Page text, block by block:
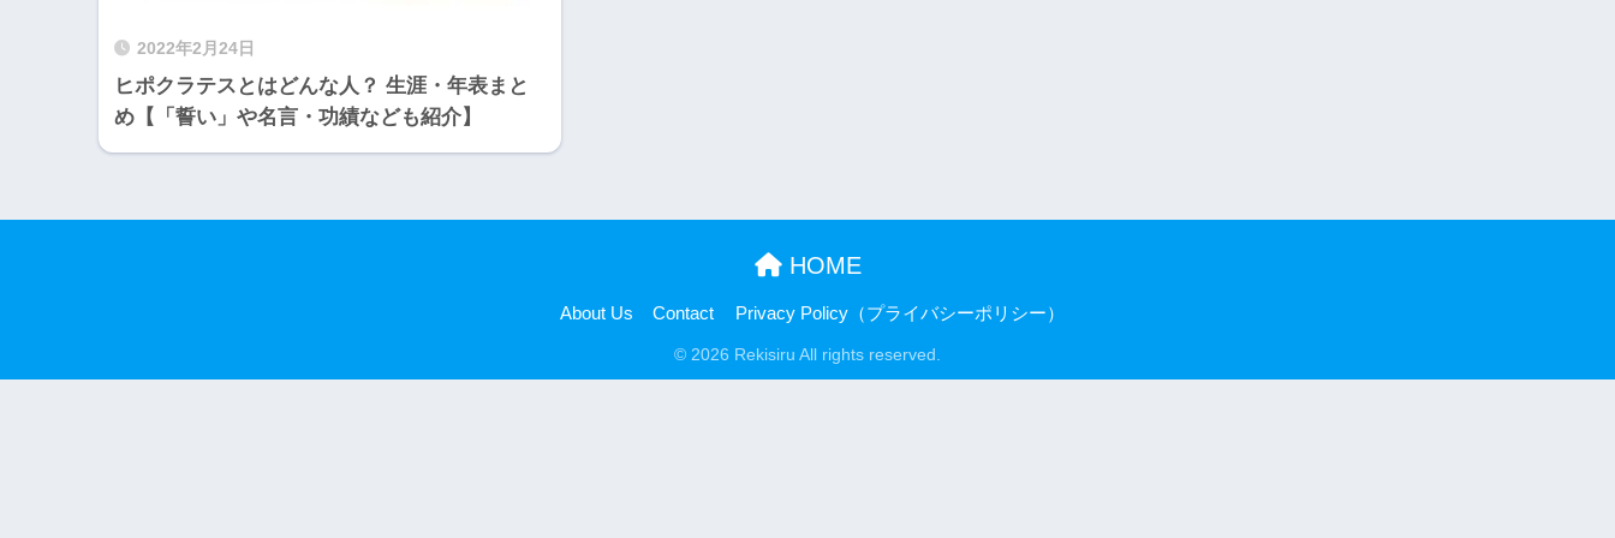
2022年2月24日
ヒポクラテスとはどんな人？ 生涯・年表まと
め【「誓い」や名言・功績なども紹介】
HOME
About Us Contact Privacy Policy（プライバシーポリシー）
© 2026 Rekisiru All rights reserved.